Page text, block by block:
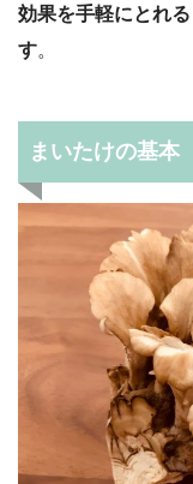
効果を手軽にとれ
す。
まいたけの基本